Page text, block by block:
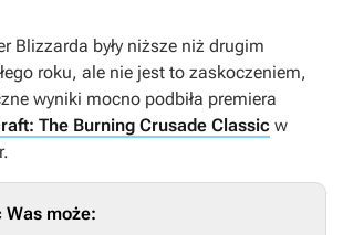
Blizzarda były niższe niż drugim
roku, ale nie jest to zaskoczeniem,
wyniki mocno podbiła premiera
The Burning Crusade Classic w
może: